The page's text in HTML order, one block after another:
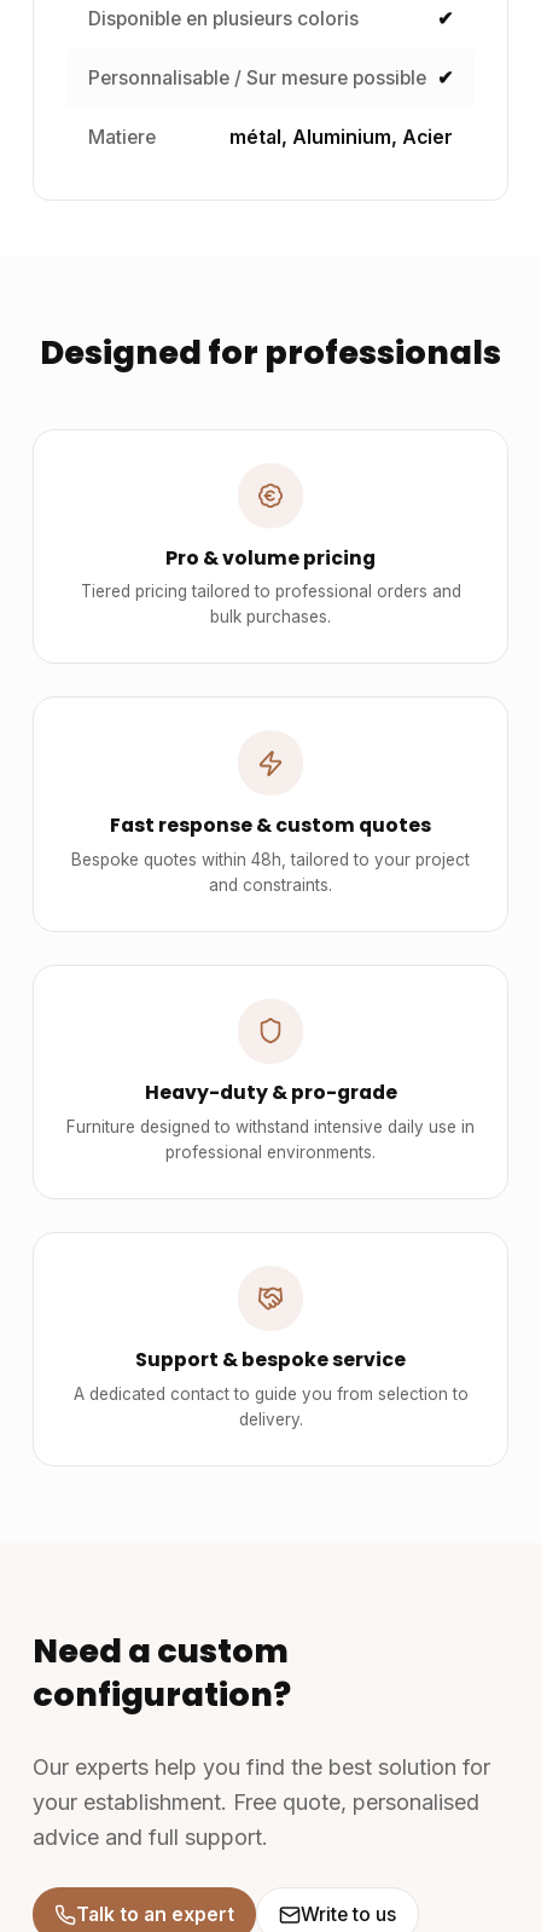
Disponible en plusieurs coloris ✔
Personnalisable / Sur mesure possible ✔
Matiere métal, Aluminium, Acier
Designed for professionals
Pro & volume pricing
Tiered pricing tailored to professional orders and
bulk purchases.
Fast response & custom quotes
Bespoke quotes within 48h, tailored to your project
and constraints.
Heavy-duty & pro-grade
Furniture designed to withstand intensive daily use in
professional environments.
Support & bespoke service
A dedicated contact to guide you from selection to
delivery.
Need a custom
configuration?
Our experts help you find the best solution for
your establishment. Free quote, personalised
advice and full support.
Talk to an expert Write to us